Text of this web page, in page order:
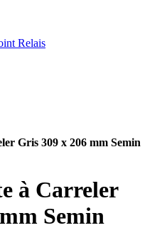
Relais
Gris 309 x 206 mm Semin
à Carreler
Semin